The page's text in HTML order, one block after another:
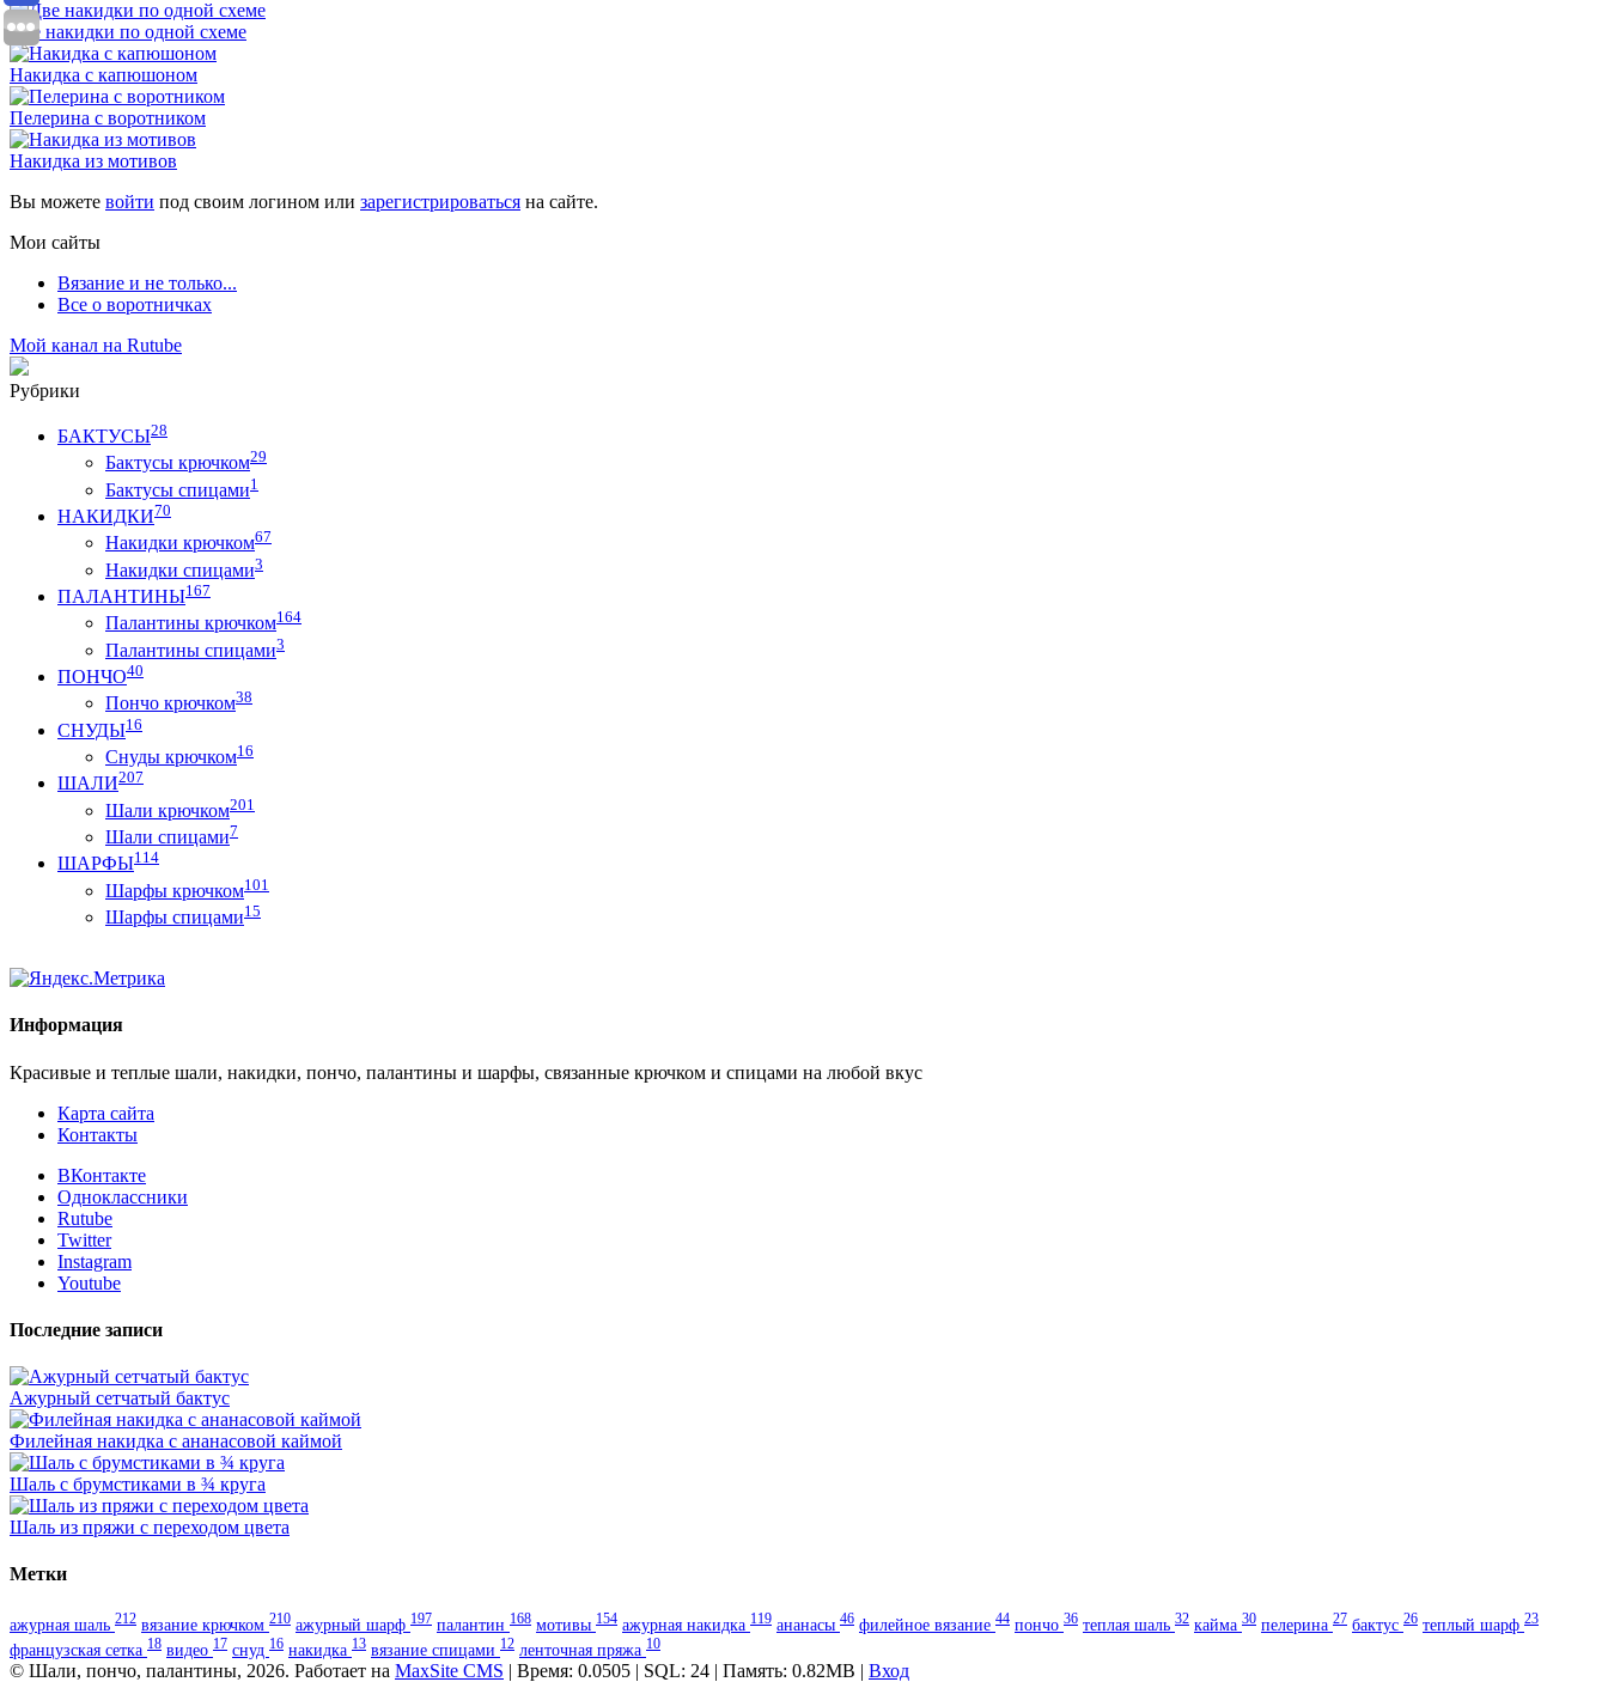
Две накидки по одной схеме
Накидка с капюшоном
Пелерина с воротником
Накидка из мотивов
Вы можете войти под своим логином или зарегистрироваться на сайте.
Мои сайты
Вязание и не только...
Все о воротничках
Мой канал на Rutube
Рубрики
БАКТУСЫ28
Бактусы крючком29
Бактусы спицами1
НАКИДКИ70
Накидки крючком67
Накидки спицами3
ПАЛАНТИНЫ167
Палантины крючком164
Палантины спицами3
ПОНЧО40
Пончо крючком38
СНУДЫ16
Снуды крючком16
ШАЛИ207
Шали крючком201
Шали спицами7
ШАРФЫ114
Шарфы крючком101
Шарфы спицами15
Информация
Красивые и теплые шали, накидки, пончо, палантины и шарфы, связанные крючком и спицами на любой вкус
Карта сайта
Контакты
ВКонтакте
Одноклассники
Rutube
Twitter
Instagram
Youtube
Последние записи
Ажурный сетчатый бактус
Филейная накидка с ананасовой каймой
Шаль с брумстиками в ¾ круга
Шаль из пряжи с переходом цвета
Метки
ажурная шаль 212 вязание крючком 210 ажурный шарф 197 палантин 168 мотивы 154 ажурная накидка 119 ананасы 46 филейное вязание 44 пончо 36 теплая шаль 32 кайма 30 пелерина 27 бактус 26 теплый шарф 23
французская сетка 18 видео 17 снуд 16 накидка 13 вязание спицами 12 ленточная пряжа 10
© Шали, пончо, палантины, 2026. Работает на MaxSite CMS | Время: 0.0505 | SQL: 24 | Память: 0.82MB | Вход